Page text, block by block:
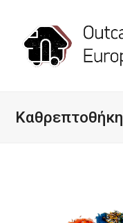
Καθρεπτοθήκη